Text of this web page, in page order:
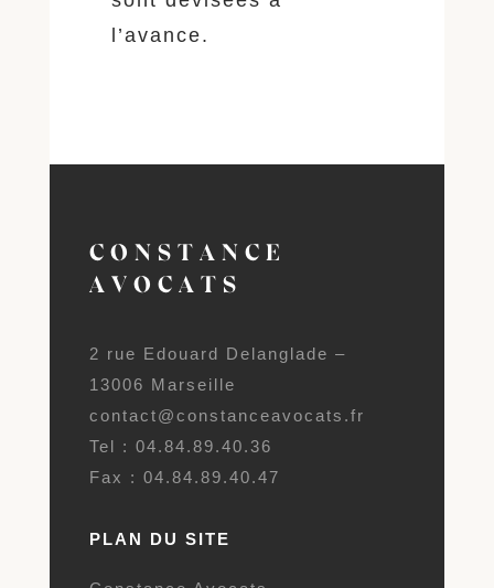
l’avance.
CONSTANCE
AVOCATS
2 rue Edouard Delanglade –
13006 Marseille
contact@constanceavocats.fr
Tel : 04.84.89.40.36
Fax : 04.84.89.40.47
PLAN DU SITE